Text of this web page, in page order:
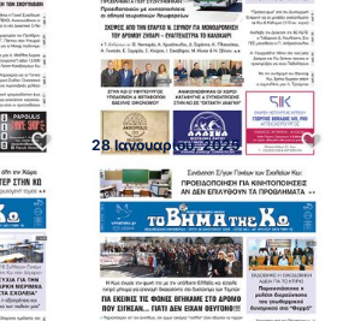
28 Ιανουαρίου, 2025